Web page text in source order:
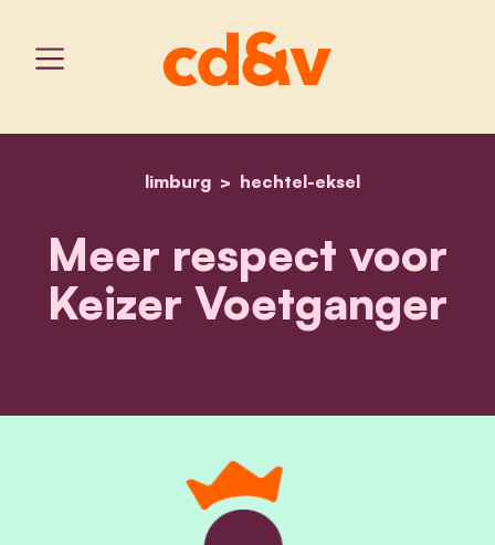
home
limburg hechtel-eksel
Meer respect voor
Keizer Voetganger